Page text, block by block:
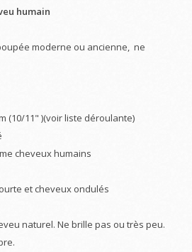
humain
moderne ou ancienne, ne
(10/11" )(voir liste déroulante)
cheveux humains
et cheveux ondulés
naturel. Ne brille pas ou très peu.